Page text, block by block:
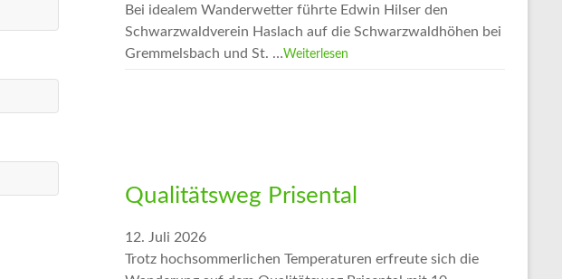
Bei idealem Wanderwetter führte Edwin Hilser den
Schwarzwaldverein Haslach auf die Schwarzwaldhöhen bei
Gremmelsbach und St. …Weiterlesen
Qualitätsweg Prisental
12. Juli 2026
Trotz hochsommerlichen Temperaturen erfreute sich die